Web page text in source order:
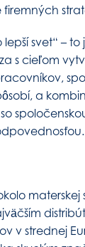
svet“ – to
s cieľom
a
materskej
v strednej